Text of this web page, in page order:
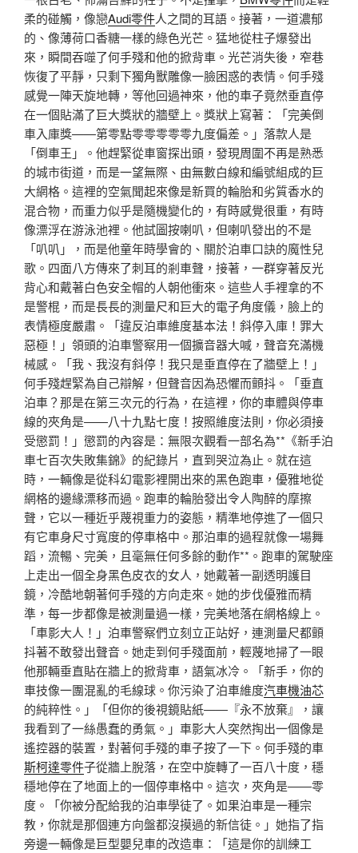
柔的碰觸，像戀Audi零件人之間的耳語。接著，一道濃郁
的、像薄荷口香糖一樣的綠色光芒。猛地從柱子爆發出
來，瞬間吞噬了何手殘和他的掀背車。光芒消失後，窄巷
恢復了平靜，只剩下獨角獸雕像一臉困惑的表情。何手殘
感覺一陣天旋地轉，等他回過神來，他的車子竟然垂直停
在一個貼滿了巨大獎狀的牆壁上。獎狀上寫著：「完美倒
車入庫獎——第零點零零零零零九度偏差。」落款人是
「倒車王」。他趕緊從車窗探出頭，發現周圍不再是熟悉
的城市街道，而是一望無際、由無數白線和編號組成的巨
大網格。這裡的空氣聞起來像是新買的輪胎和劣質香水的
混合物，而重力似乎是隨機變化的，有時感覺很重，有時
像漂浮在游泳池裡。他試圖按喇叭，但喇叭發出的不是
「叭叭」，而是他童年時學會的、關於泊車口訣的魔性兒
歌。四面八方傳來了刺耳的剎車聲，接著，一群穿著反光
背心和戴著白色安全帽的人朝他衝來。這些人手裡拿的不
是警棍，而是長長的測量尺和巨大的電子角度儀，臉上的
表情極度嚴肅。「違反泊車維度基本法！斜停入庫！罪大
惡極！」領頭的泊車警察用一個擴音器大喊，聲音充滿機
械感。「我、我沒有斜停！我只是垂直停在了牆壁上！」
何手殘趕緊為自己辯解，但聲音因為恐懼而顫抖。「垂直
泊車？那是在第三次元的行為，在這裡，你的車體與停車
線的夾角是——八十九點七度！按照維度法則，你必須接
受懲罰！」懲罰的內容是：無限次觀看一部名為**《新手泊
車七百次失敗集錦》的紀錄片，直到哭泣為止。就在這
時，一輛像是從科幻電影裡開出來的黑色跑車，優雅地從
網格的邊緣漂移而過。跑車的輪胎發出令人陶醉的摩擦
聲，它以一種近乎蔑視重力的姿態，精準地停進了一個只
有它車身尺寸寬度的停車格中。那泊車的過程就像一場舞
蹈，流暢、完美，且毫無任何多餘的動作**。跑車的駕駛座
上走出一個全身黑色皮衣的女人，她戴著一副透明護目
鏡，冷酷地朝著何手殘的方向走來。她的步伐優雅而精
準，每一步都像是被測量過一樣，完美地落在網格線上。
「車影大人！」泊車警察們立刻立正站好，連測量尺都顫
抖著不敢發出聲音。她走到何手殘面前，輕蔑地掃了一眼
他那輛垂直貼在牆上的掀背車，語氣冰冷。「新手，你的
車技像一團混亂的毛線球。你污染了泊車維度汽車機油芯
的純粹性。」「但你的後視鏡貼紙——『永不放棄』，讓
我看到了一絲愚蠢的勇氣。」車影大人突然掏出一個像是
遙控器的裝置，對著何手殘的車子按了一下。何手殘的車
斯柯達零件子從牆上脫落，在空中旋轉了一百八十度，穩
穩地停在了地面上的一個停車格中。這次，夾角是——零
度。「你被分配給我的泊車學徒了。如果泊車是一種宗
教，你就是那個連方向盤都沒摸過的新信徒。」她指了指
旁邊一輛像是巨型嬰兒車的改造車：「這是你的訓練工